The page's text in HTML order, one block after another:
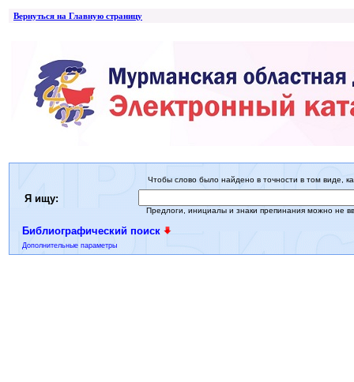
Вернуться на Главную страницу
Я ищу:
Чтобы слово было найдено в точности в том виде,
Предлоги, инициалы и знаки препинания можно не
Библиографический поиск
Дополнительные параметры